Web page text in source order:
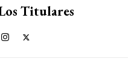
Titulares